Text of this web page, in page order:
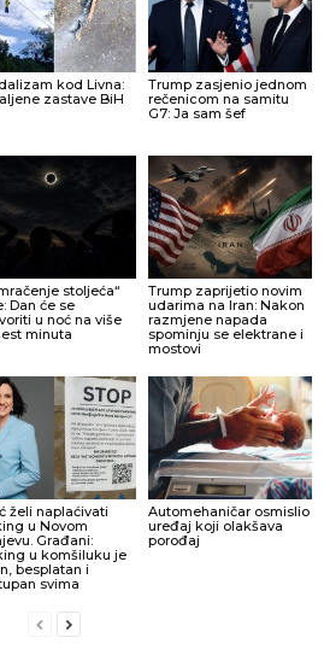
kod Livna:
zastave BiH
Trump zasjenio jednom
rečenicom na samitu
G7: Ja sam šef
stoljeća“
Dan će se
u noć na više
minuta
Trump zaprijetio novim
udarima na Iran: Nakon
razmjene napada
spominju se elektrane i
mostovi
želi naplaćivati
u Novom
Građani:
u komšiluku je
besplatan i
svima
Automehaničar osmislio
uređaj koji olakšava
porođaj